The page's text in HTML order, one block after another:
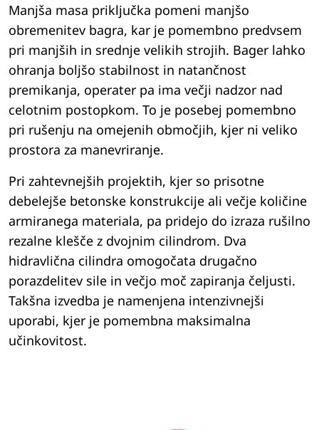
Manjša masa priključka pomeni manjšo
obremenitev bagra, kar je pomembno predvsem
pri manjših in srednje velikih strojih. Bager lahko
ohranja boljšo stabilnost in natančnost
premikanja, operater pa ima večji nadzor nad
celotnim postopkom. To je posebej pomembno
pri rušenju na omejenih območjih, kjer ni veliko
prostora za manevriranje.
Pri zahtevnejših projektih, kjer so prisotne
debelejše betonske konstrukcije ali večje količine
armiranega materiala, pa pridejo do izraza rušilno
rezalne klešče z dvojnim cilindrom. Dva
hidravlična cilindra omogočata drugačno
porazdelitev sile in večjo moč zapiranja čeljusti.
Takšna izvedba je namenjena intenzivnejši
uporabi, kjer je pomembna maksimalna
učinkovitost.